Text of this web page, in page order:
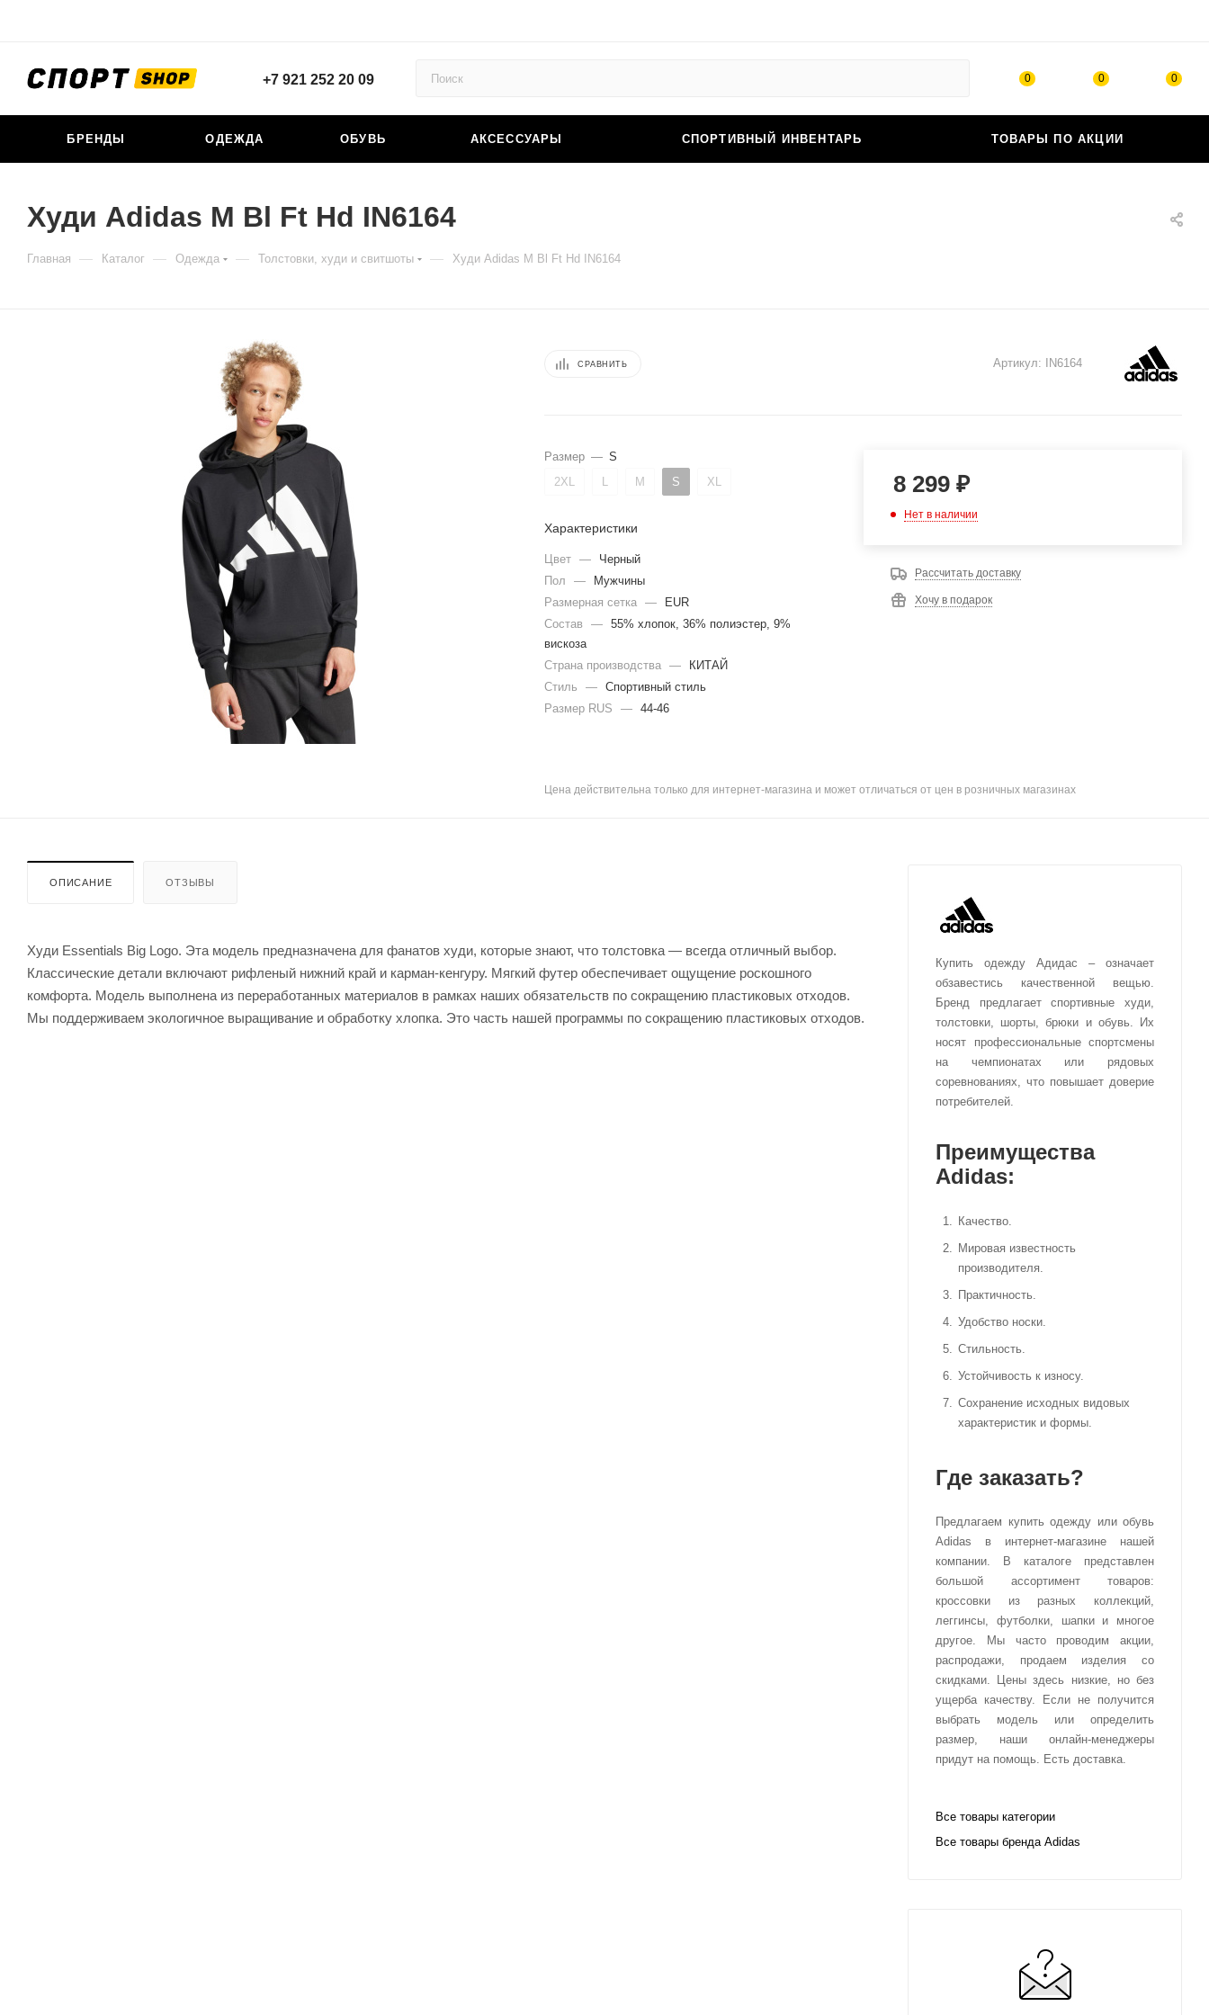
+7 921 252 20 09 0 0 0
БРЕНДЫ ОДЕЖДА ОБУВЬ АКСЕССУАРЫ СПОРТИВНЫЙ ИНВЕНТАРЬ ТОВАРЫ ПО АКЦИИ
Худи Adidas M Bl Ft Hd IN6164
Главная — Каталог — Одежда — Толстовки, худи и свитшоты — Худи Adidas M Bl Ft Hd IN6164
СРАВНИТЬ Артикул: IN6164
Размер — S
2XL
L M S XL
Характеристики
Цвет —
Черный
Пол
—
Мужчины
Размерная сетка
—
EUR
Состав
—
55% хлопок, 36% полиэстер, 9%
вискоза
Страна производства
—
КИТАЙ
Стиль
—
Спортивный стиль
Размер RUS
— 44-46
8 299₽
Нет в наличии
Рассчитать доставку
Хочу в подарок
Цена действительна только для интернет-магазина и может отличаться от цен в розничных магазинах
ОПИСАНИЕ ОТЗЫВЫ
Худи Essentials Big Logo. Эта модель предназначена для фанатов худи, которые знают, что толстовка ― всегда отличный выбор.
Классические детали включают рифленый нижний край и карман-кенгуру. Мягкий футер обеспечивает ощущение роскошного
комфорта. Модель выполнена из переработанных материалов в рамках наших обязательств по сокращению пластиковых отходов.
Мы поддерживаем экологичное выращивание и обработку хлопка. Это часть нашей программы по сокращению пластиковых отходов.
Купить одежду Адидас – означает
обзавестись качественной вещью.
Бренд предлагает спортивные худи,
толстовки, шорты, брюки и обувь. Их
носят профессиональные спортсмены
на чемпионатах или рядовых
соревнованиях, что повышает доверие
потребителей.
Преимущества
Adidas:
Качество.
Мировая известность
производителя.
Практичность.
Удобство носки.
Стильность.
Устойчивость к износу.
Сохранение исходных видовых
характеристик и формы.
Где заказать?
Предлагаем купить одежду или обувь
Adidas в интернет-магазине нашей
компании. В каталоге представлен
большой ассортимент товаров:
кроссовки из разных коллекций,
леггинсы, футболки, шапки и многое
другое. Мы часто проводим акции,
распродажи, продаем изделия со
скидками. Цены здесь низкие, но без
ущерба качеству. Если не получится
выбрать модель или определить
размер, наши онлайн-менеджеры
придут на помощь. Есть доставка.
Все товары категории
Все товары бренда Adidas